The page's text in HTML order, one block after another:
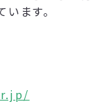
ます。